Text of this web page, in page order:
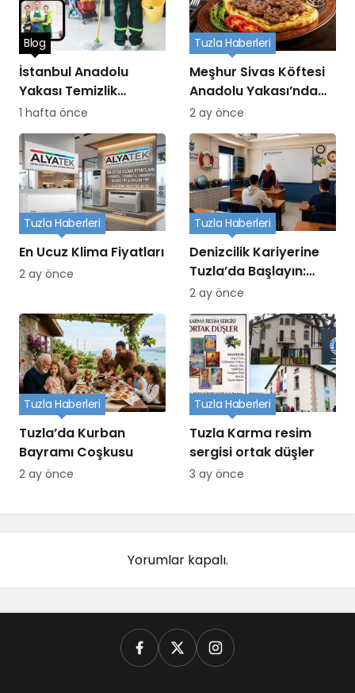
İstanbul Anadolu
Yakası Temizlik
Hizmetleri
Blog
1 hafta önce
Meşhur Sivas Köftesi
Anadolu Yakası’nda
nerede yenir?
Tuzla Haberleri
2 ay önce
En Ucuz Klima Fiyatları
Tuzla Haberleri
2 ay önce
Denizcilik Kariyerine
Tuzla’da Başlayın:
Turgut Reis Eğitim
Kurumu
Tuzla Haberleri
2 ay önce
Tuzla’da Kurban
Bayramı Coşkusu
Tuzla Haberleri
2 ay önce
Tuzla Karma resim
sergisi ortak düşler
Tuzla Haberleri
3 ay önce
Yorumlar kapalı.